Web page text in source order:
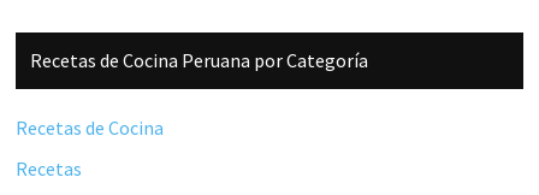
Barra
lateral
principal
Recetas de Cocina Peruana por Categoría
Recetas de Cocina
Recetas